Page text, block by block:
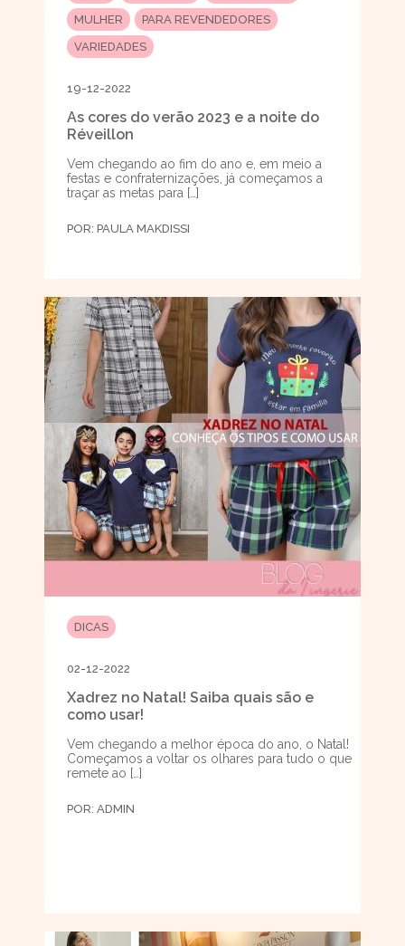
MULHER
PARA REVENDEDORES
VARIEDADES
19-12-2022
As cores do verão 2023 e a noite do
Réveillon
Vem chegando ao fim do ano e, em meio a
festas e confraternizações, já começamos a
traçar as metas para […]
POR: PAULA MAKDISSI
DICAS
02-12-2022
Xadrez no Natal! Saiba quais são e
como usar!
Vem chegando a melhor época do ano, o Natal!
Começamos a voltar os olhares para tudo o que
remete ao […]
POR: ADMIN